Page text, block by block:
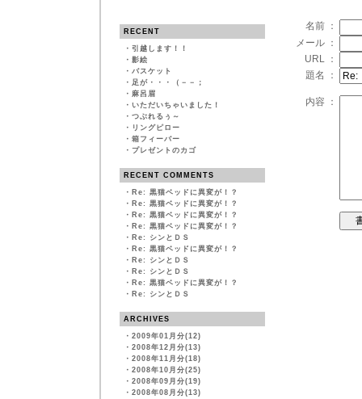
RECENT
・ 引越します！！
・ 影絵
・ バスケット
・ 足が・・・（－－；
・ 麻呂眉
・ いただいちゃいました！
・ つぶれるぅ～
・ リングピロー
・ 箱フィーバー
・ プレゼントのカゴ
RECENT COMMENTS
・ Re: 黒猫ベッドに異変が！？
・ Re: 黒猫ベッドに異変が！？
・ Re: 黒猫ベッドに異変が！？
・ Re: 黒猫ベッドに異変が！？
・ Re: シンとＤＳ
・ Re: 黒猫ベッドに異変が！？
・ Re: シンとＤＳ
・ Re: シンとＤＳ
・ Re: 黒猫ベッドに異変が！？
・ Re: シンとＤＳ
ARCHIVES
・ 2009年01月分(12)
・ 2008年12月分(13)
・ 2008年11月分(18)
・ 2008年10月分(25)
・ 2008年09月分(19)
・ 2008年08月分(13)
名前 ：
メール ：
URL ：
題名 ：
内容 ：